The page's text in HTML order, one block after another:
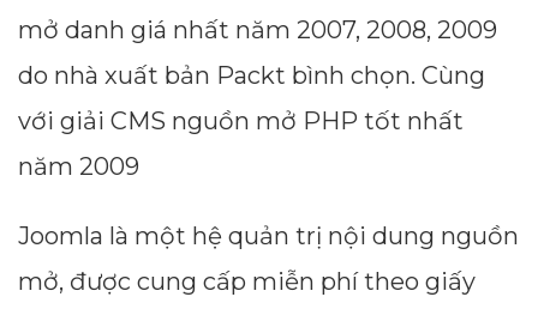
mở danh giá nhất năm 2007, 2008, 2009
do nhà xuất bản Packt bình chọn. Cùng
với giải CMS nguồn mở PHP tốt nhất
năm 2009
Joomla là một hệ quản trị nội dung nguồn
mở, được cung cấp miễn phí theo giấy